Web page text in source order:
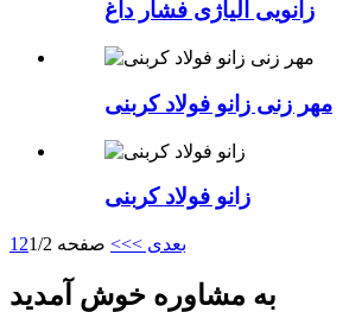
زانویی آلیاژی فشار داغ
مهر زنی زانو فولاد کربنی
زانو فولاد کربنی
1 2 بعدی >>> صفحه 1/2
به مشاوره خوش آمدید